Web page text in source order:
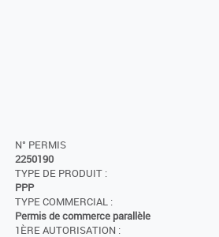
N° PERMIS
2250190
TYPE DE PRODUIT :
PPP
TYPE COMMERCIAL :
Permis de commerce parallèle
1ÈRE AUTORISATION :